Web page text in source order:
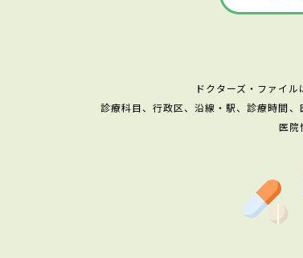
ドクターズ・ファイ
診療科目、行政区、沿線・駅、診療時間
医院